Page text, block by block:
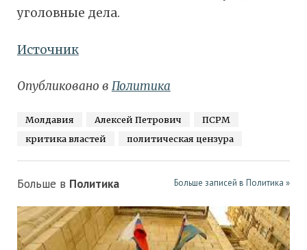
уголовные дела.
Источник
Опубликовано в Политика
Молдавия Алексей Петрович
ПСРМ
критика властей
политическая цензура
Больше в Политика Больше записей в Политика »